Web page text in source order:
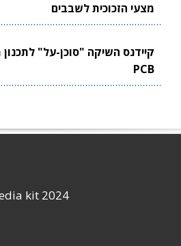
מצעי הזכוכית לשבבים
קיידנס השיקה "סוכן-על"
PCB
kit 2024